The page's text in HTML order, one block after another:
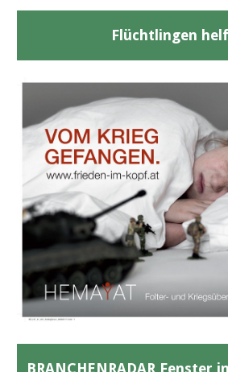
Flüchtlingen
BRANCHENRADAR Fenster